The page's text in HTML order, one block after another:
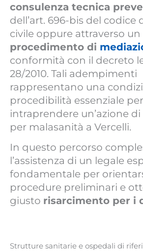
consulenza tecnica
dell’art. 696-bis del codice
civile oppure attraverso un
procedimento di
conformità con il decreto
28/2010. Tali adempimenti
rappresentano una
procedibilità essenziale
intraprendere un’azione
per malasanità a Vercelli.
In questo percorso
l’assistenza di un legale
fondamentale per
procedure preliminari e
giusto risarcimento per i
Strutture sanitarie e ospedali di